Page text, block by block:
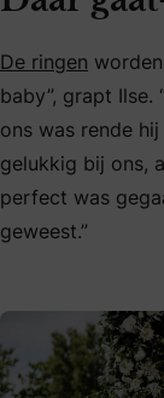
De ringen
baby”, grapt
ons was rende
gelukkig bij ons,
perfect was
geweest.”